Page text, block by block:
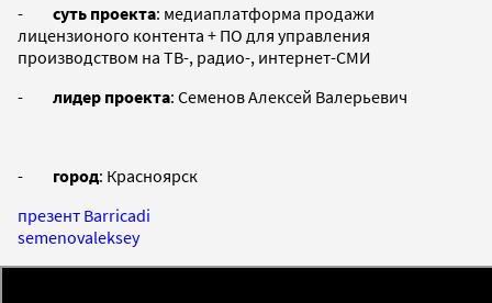
- суть проекта: медиаплатформа продажи
лицензионого контента + ПО для управления
производством на ТВ-, радио-, интернет-СМИ
- лидер проекта: Семенов Алексей Валерьевич
- город: Красноярск
презент Barricadi
semenovaleksey